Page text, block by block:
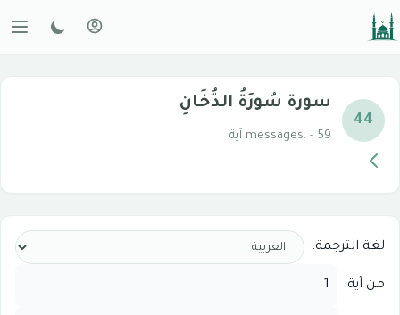
44
سورة سُورَةُ الدُّخَانِ
messages. - 59 آية
لغة الترجمة:
من آية: